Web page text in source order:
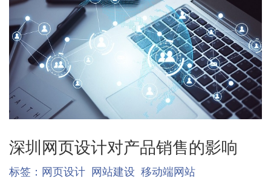
深圳网页设计对产品销售的影响
标签： 网页设计 网站建设 移动端网站